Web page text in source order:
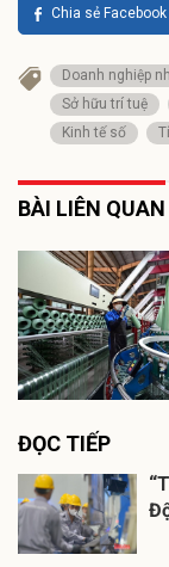
Chia sẻ Facebook
Doanh nghiệp
Sở hữu trí tuệ
Kinh tế số
BÀI LIÊN QUAN
ĐỌC TIẾP